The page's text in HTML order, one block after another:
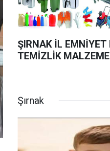
ŞIRNAK İL EMNİYET
TEMİZLİK
Şırnak